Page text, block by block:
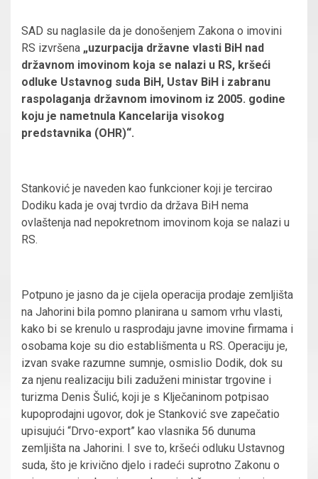
SAD su naglasile da je donošenjem Zakona o imovini
RS izvršena „uzurpacija državne vlasti BiH nad
državnom imovinom koja se nalazi u RS, kršeći
odluke Ustavnog suda BiH, Ustav BiH i zabranu
raspolaganja državnom imovinom iz 2005. godine
koju je nametnula Kancelarija visokog
predstavnika (OHR)“.
Stanković je naveden kao funkcioner koji je tercirao
Dodiku kada je ovaj tvrdio da država BiH nema
ovlaštenja nad nepokretnom imovinom koja se nalazi u
RS.
Potpuno je jasno da je cijela operacija prodaje zemljišta
na Jahorini bila pomno planirana u samom vrhu vlasti,
kako bi se krenulo u rasprodaju javne imovine firmama i
osobama koje su dio establišmenta u RS. Operaciju je,
izvan svake razumne sumnje, osmislio Dodik, dok su
za njenu realizaciju bili zaduženi ministar trgovine i
turizma Denis Šulić, koji je s Klječaninom potpisao
kupoprodajni ugovor, dok je Stanković sve zapečatio
upisujući “Drvo-export” kao vlasnika 56 dunuma
zemljišta na Jahorini. I sve to, kršeći odluku Ustavnog
suda, što je krivično djelo i radeći suprotno Zakonu o